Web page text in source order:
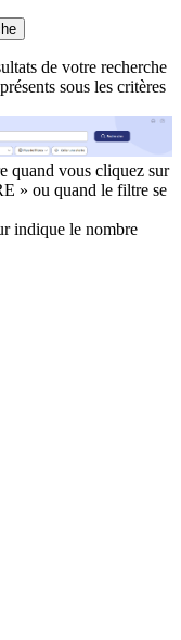
de votre recherche
sous les critères
quand vous cliquez sur
» ou quand le filtre se
indique le nombre